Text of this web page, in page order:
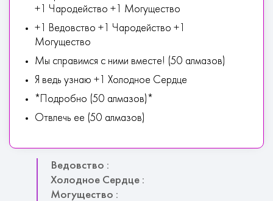
+1 Чародейство +1 Могущество
+1 Ведовство +1 Чародейство +1
Могущество
Мы справимся с ними вместе! (50 алмазов)
Я ведь узнаю +1 Холодное Сердце
*Подробно (50 алмазов)*
Отвлечь ее (50 алмазов)
Ведовство :
Холодное Сердце :
Могущество :